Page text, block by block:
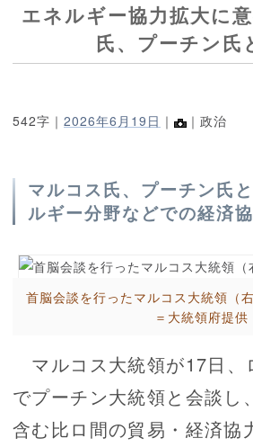
エネルギー協力拡大に
氏、プーチン氏
542字｜ 2026年6月19日 ｜ ｜政治
マルコス氏、プーチン氏
ルギー分野などでの経済
首脳会談を行ったマルコス大統領（
＝大統領府提供
マルコス大統領が17日、
でプーチン大統領と会談し
含む比ロ間の貿易・経済協